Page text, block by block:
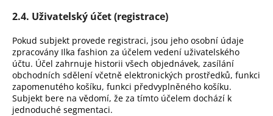
2.4. Uživatelský účet (registrace)
Pokud subjekt provede registraci, jsou jeho osobní údaje
zpracovány Ilka fashion za účelem vedení uživatelského
účtu. Účel zahrnuje historii všech objednávek, zasílání
obchodních sdělení včetně elektronických prostředků, funkci
zapomenutého košíku, funkci předvyplněného košíku.
Subjekt bere na vědomí, že za tímto účelem dochází k
jednoduché segmentaci.